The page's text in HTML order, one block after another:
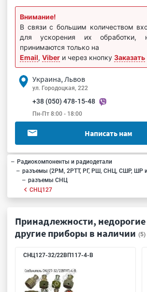
Внимание!
В связи с большим количеством
для ускорения их обработки,
принимаются только на
Email, Viber и через кнопку Заказать
Украина, Львов
ул. Городоцкая, 222
+38 (050) 478-15-48
Пн-Пт 8:00 - 18:00
Написать нам
Радиокомпоненты и радиодетали
разъемы (2РМ, 2РТТ, РГ, РШ, СНЦ, СШР, ШР и
разъемы СНЦ
СНЦ127
Принадлежности, недорогие
другие приборы в наличии (5)
СНЦ127-32/22ВП117-4-В